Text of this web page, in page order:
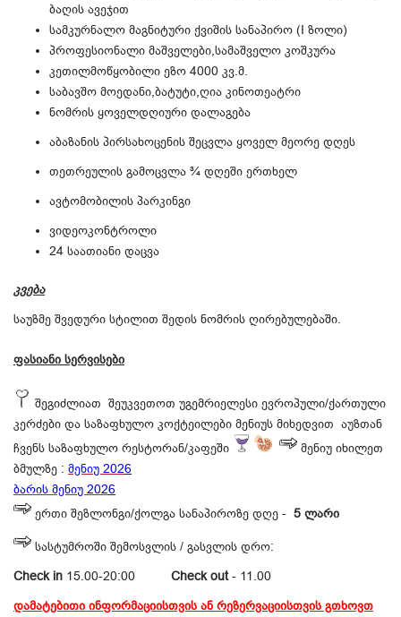
ბაღის ავეჯით
სამკურნალო მაგნიტური ქვიშის სანაპირო (I ზოლი)
პროფესიონალი მაშველები,სამაშველო კოშკურა
კეთილმოწყობილი ეზო 4000 კვ.მ.
საბავშო მოედანი,ბატუტი,ღია კინოთეატრი
ნომრის ყოველდღიური დალაგება
აბაზანის პირსახოცენის შეცვლა ყოველ მეორე დღეს
თეთრეულის გამოცვლა ¾ დღეში ერთხელ
ავტომობილის პარკინგი
ვიდეოკონტროლი
24 საათიანი დაცვა
კვება
საუზმე შვედური სტილით შედის ნომრის ღირებულებაში.
​ფასიანი სერვისები
შეგიძლიათ შეუკვეთოთ უგემრიელესი ევროპული/ქართული
კერძები და საზაფხულო კოქტეილები მენიუს მიხედვით აუზთან
ჩვენს საზაფხულო რესტორან/კაფეში
მენიუ იხილეთ
ბმულზე : მენიუ 2026
ბარის მენიუ 2026
ერთი შეზლონგი/ქოლგა სანაპიროზე დღე - 5 ლარი
სასტუმროში შემოსვლის / გასვლის დრო:
Check in 15.00-20:00 Check out- 11.00
დამატებითი ინფორმაციისთვის ან რეზერვაციისთვის გთხოვთ